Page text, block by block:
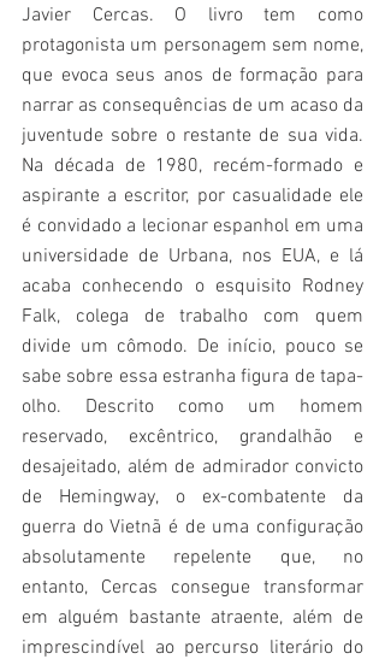
Javier Cercas. O livro tem como
protagonista um personagem sem nome,
que evoca seus anos de formação para
narrar as consequências de um acaso da
juventude sobre o restante de sua vida.
Na década de 1980, recém-formado e
aspirante a escritor, por casualidade ele
é convidado a lecionar espanhol em uma
universidade de Urbana, nos EUA, e lá
acaba conhecendo o esquisito Rodney
Falk, colega de trabalho com quem
divide um cômodo. De início, pouco se
sabe sobre essa estranha figura de tapa-
olho. Descrito como um homem
reservado, excêntrico, grandalhão e
desajeitado, além de admirador convicto
de Hemingway, o ex-combatente da
guerra do Vietnã é de uma configuração
absolutamente repelente que, no
entanto, Cercas consegue transformar
em alguém bastante atraente, além de
imprescindível ao percurso literário do